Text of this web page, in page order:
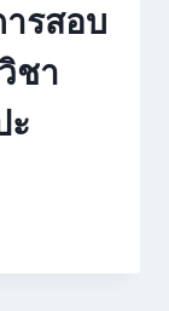
รสอบ
ชา
ะ